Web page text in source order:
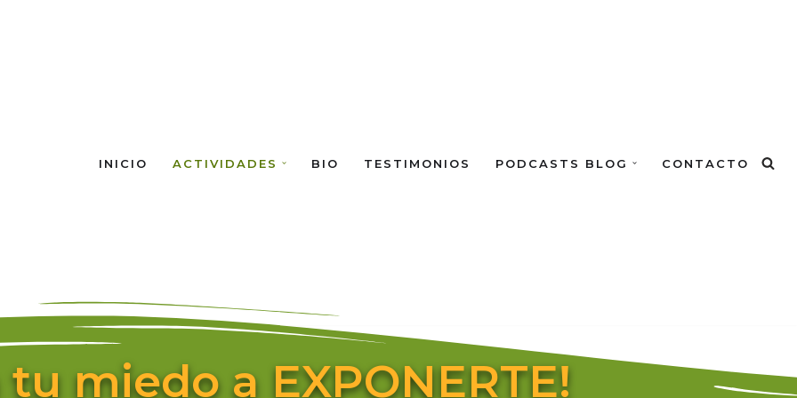
INICIO ACTIVIDADES BIO TESTIMONIOS PODCASTS BLOG CONTACTO
tu miedo a EXPONERTE!